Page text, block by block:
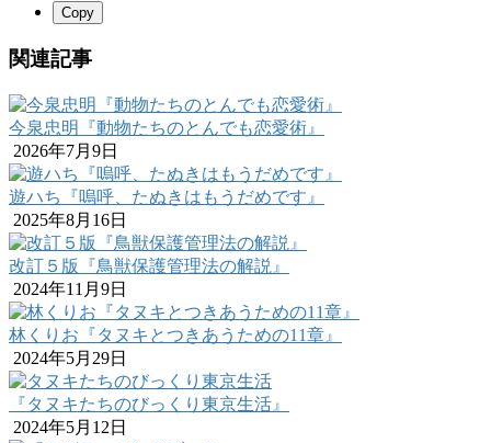
Copy
関連記事
今泉忠明『動物たちのとんでも恋愛術』
2026年7月9日
遊ハち『嗚呼、たぬきはもうだめです』
2025年8月16日
改訂５版『鳥獣保護管理法の解説』
2024年11月9日
林くりお『タヌキとつきあうための11章』
2024年5月29日
『タヌキたちのびっくり東京生活』
2024年5月12日